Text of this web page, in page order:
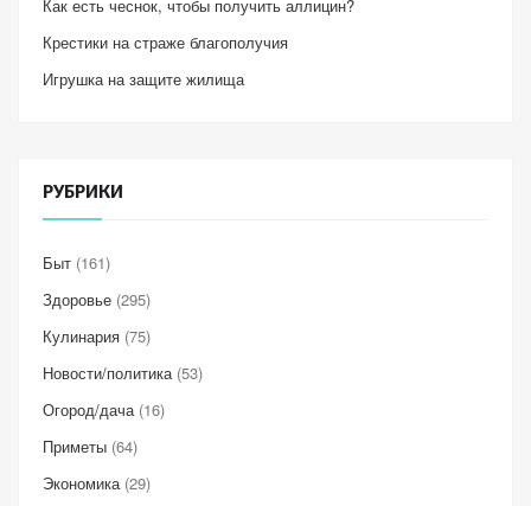
Как есть чеснок, чтобы получить аллицин?
Крестики на страже благополучия
Игрушка на защите жилища
РУБРИКИ
Быт (161)
Здоровье (295)
Кулинария (75)
Новости/политика(53)
Огород/дача(16)
Приметы (64)
Экономика(29)